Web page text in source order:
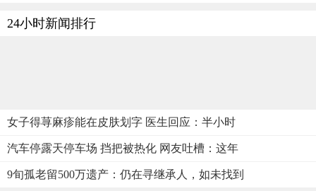
24小时新闻排行
女子得荨麻疹能在皮肤划字 医生回应：半小时
汽车停露天停车场 挡把被热化 网友吐槽：这年
9旬孤老留500万遗产：仍在寻继承人，如未找到